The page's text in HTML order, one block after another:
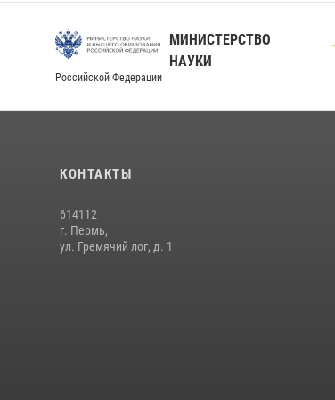
МИНИСТЕРСТВО
НАУКИ
Российской Федерации
КОНТАКТЫ
614112
г. Пермь,
ул. Гремячий лог, д. 1